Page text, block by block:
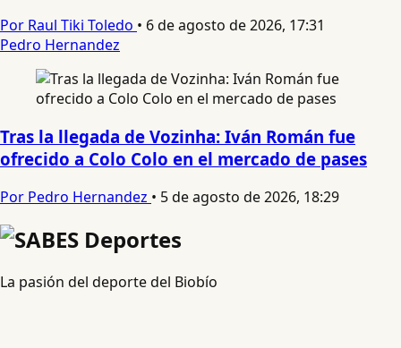
Por Raul Tiki Toledo • 6 de agosto de 2026, 17:31
Pedro Hernandez
Tras la llegada de Vozinha: Iván Román fue
ofrecido a Colo Colo en el mercado de pases
Por Pedro Hernandez • 5 de agosto de 2026, 18:29
La pasión del deporte del Biobío